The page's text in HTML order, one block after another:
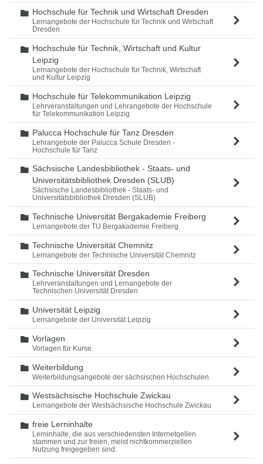
Ordner
Hochschule für Technik und Wirtschaft Dresden
Lernangebote der Hochschule für Technik und Wirtschaft
Dresden
Ordner
Hochschule für Technik, Wirtschaft und Kultur
Leipzig
Lernangebote der Hochschule für Technik, Wirtschaft
und Kultur Leipzig
Ordner
Hochschule für Telekommunikation Leipzig
Lehrveranstaltungen und Lehrangebote der Hochschule
für Telekommunikation Leipzig
Ordner
Palucca Hochschule für Tanz Dresden
Lehrangebote der Palucca Schule Dresden -
Hochschule für Tanz
Ordner
Sächsische Landesbibliothek - Staats- und
Universitätsbibliothek Dresden (SLUB)
Sächsische Landesbibliothek - Staats- und
Universitätsbibliothek Dresden (SLUB)
Ordner
Technische Universität Bergakademie Freiberg
Lernangebote der TU Bergakademie Freiberg
Ordner
Technische Universität Chemnitz
Lernangebote der Technische Universität Chemnitz
Ordner
Technische Universität Dresden
Lehrveranstaltungen und Lernangebote der
Technischen Universität Dresden
Ordner
Universität Leipzig
Lernangebote der Universität Leipzig
Ordner
Vorlagen
Vorlagen für Kurse.
Ordner
Weiterbildung
Weiterbildungsangebote der sächsischen Hochschulen
Ordner
Westsächsische Hochschule Zwickau
Lernangebote der Westsächsische Hochschule Zwickau
Ordner
freie Lerninhalte
Lerninhalte, die aus verschiedensten Internetqellen
stammen und zur freien, meist nichtkommerziellen
Nutzung freigegeben sind.